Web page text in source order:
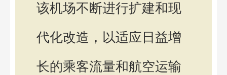
该机场不断进行扩建和现
代化改造，以适应日益增
长的乘客流量和航空运输